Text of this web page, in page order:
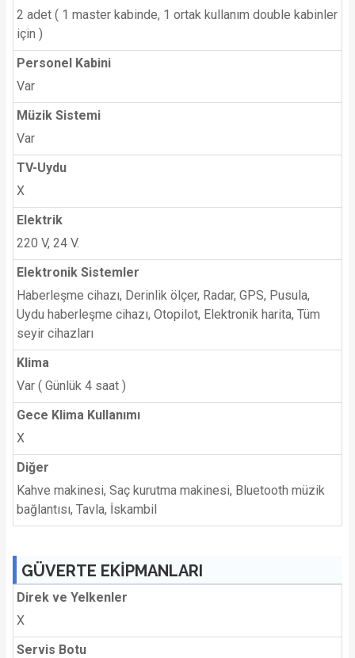
2 adet ( 1 master kabinde, 1 ortak kullanım double kabinler
için )
Personel Kabini
Var
Müzik Sistemi
Var
TV-Uydu
X
Elektrik
220 V, 24 V.
Elektronik Sistemler
Haberleşme cihazı, Derinlik ölçer, Radar, GPS, Pusula,
Uydu haberleşme cihazı, Otopilot, Elektronik harita, Tüm
seyir cihazları
Klima
Var ( Günlük 4 saat )
Gece Klima Kullanımı
X
Diğer
Kahve makinesi, Saç kurutma makinesi, Bluetooth müzik
bağlantısı, Tavla, İskambil
GÜVERTE EKİPMANLARI
Direk ve Yelkenler
X
Servis Botu